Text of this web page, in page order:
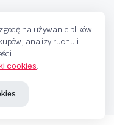
na używanie plików
analizy ruchu i
cookies.